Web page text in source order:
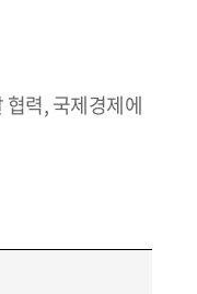
협력, 국제경제에